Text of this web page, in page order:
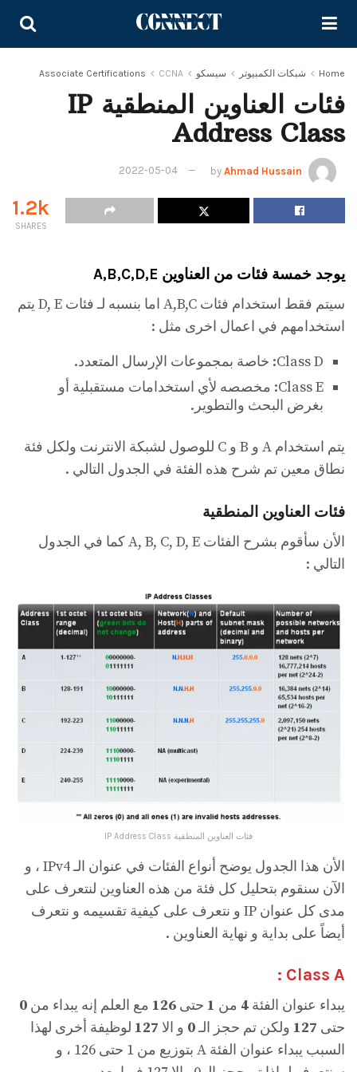
Home شبكات الكمبيوتر سيسكو Associate Certifications CCNA
فئات العناوين المنطقية IP
Address Class
by Ahmad Hussain
2022-05-04
1.2k
SHARES
يوجد خمسة فئات من العناوين A,B,C,D,E
سيتم فقط استخدام فئات A,B,C اما بنسبه لـ فئات D, E يتم
استخدامهم في اعمال اخرى مثل :
Class D: خاصة بمجموعات الإرسال المتعدد.
Class E: مخصصه لأي استخدامات مستقبلية أو
بغرض البحث والتطوير.
يتم استخدام A و B و C للوصول لشبكة الانترنت ولكل فئة
نطاق معين تم شرح هذه الفئة في الجدول التالي .
فئات العناوين المنطقية
الأن سأقوم بشرح الفئات A, B, C, D, E كما في الجدول
التالي :
فئات العناوين المنطقية IP Address Class
الأن هذا الجدول يوضح أنواع الفئات في عنوان الـ IPv4 ، و
الآن سنقوم بتحليل كل فئة من هذه العناوين لنتعرف على
مدى کل عنوان IP و نتعرف على كيفية تقسيمه و نتعرف
أيضاً على بداية و نهاية العناوين .
Class A :
يبداء عنوان الفئة 4 من 1 حتى 126 مع العلم إنه يبداء من 0
حتى 127 ولكن تم حجز الـ0 و الا 127 لوظيفة أخرى لهذا
السبب يبداء عنوان الفئة A بتوزيع من 1 حتى 126 ، و